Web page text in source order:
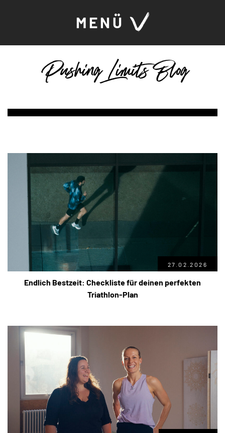
MENÜ
Pushing Limits Blog
27.02.2026
Endlich Bestzeit: Checkliste für deinen perfekten
Triathlon-Plan